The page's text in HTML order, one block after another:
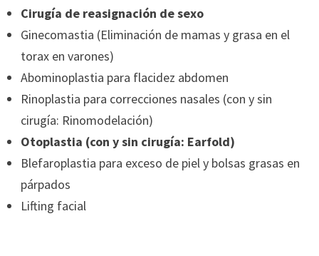
Cirugía de reasignación de sexo
Ginecomastia (Eliminación de mamas y grasa en el
torax en varones)
Abominoplastia para flacidez abdomen
Rinoplastia para correcciones nasales (con y sin
cirugía: Rinomodelación)
Otoplastia (con y sin cirugía: Earfold)
Blefaroplastia para exceso de piel y bolsas grasas en
párpados
Lifting facial